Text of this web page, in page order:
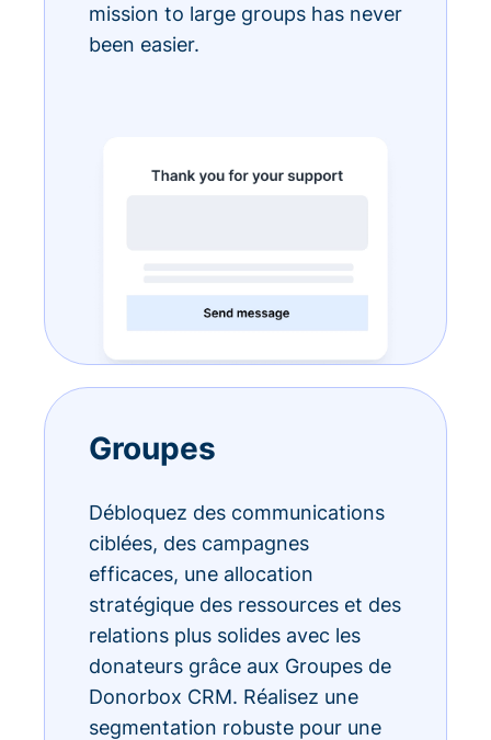
mission to large groups has never
been easier.
Groupes
Débloquez des communications
ciblées, des campagnes
efficaces, une allocation
stratégique des ressources et des
relations plus solides avec les
donateurs grâce aux Groupes de
Donorbox CRM. Réalisez une
segmentation robuste pour une